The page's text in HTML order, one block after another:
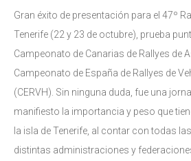
Gran éxito de presentación para el 47º
Tenerife (22 y 23 de octubre), prueba
Campeonato de Canarias de Rallyes de
Campeonato de España de Rallyes de
(CERVH). Sin ninguna duda, fue una
manifiesto la importancia y peso que
la isla de Tenerife, al contar con todas
distintas administraciones y